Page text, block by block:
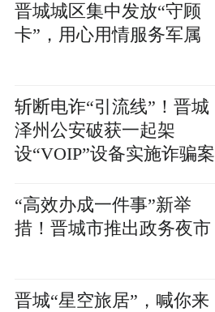
晋城城区集中发放“守顾
卡”，用心用情服务军属
斩断电诈“引流线”！晋城
泽州公安破获一起架
设“VOIP”设备实施诈骗案
“高效办成一件事”新举
措！晋城市推出政务夜市
晋城“星空旅居”，喊你来